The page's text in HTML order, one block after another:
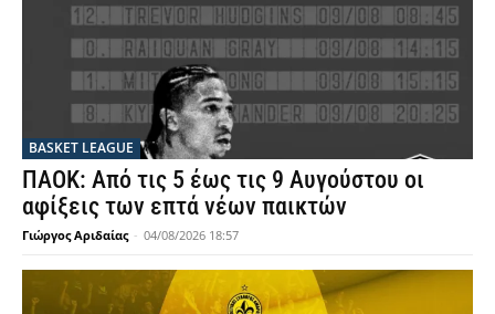
BASKET LEAGUE
ΠΑΟΚ: Από τις 5 έως τις 9 Αυγούστου οι
αφίξεις των επτά νέων παικτών
Γιώργος Αριδαίας - 04/08/2026 18:57